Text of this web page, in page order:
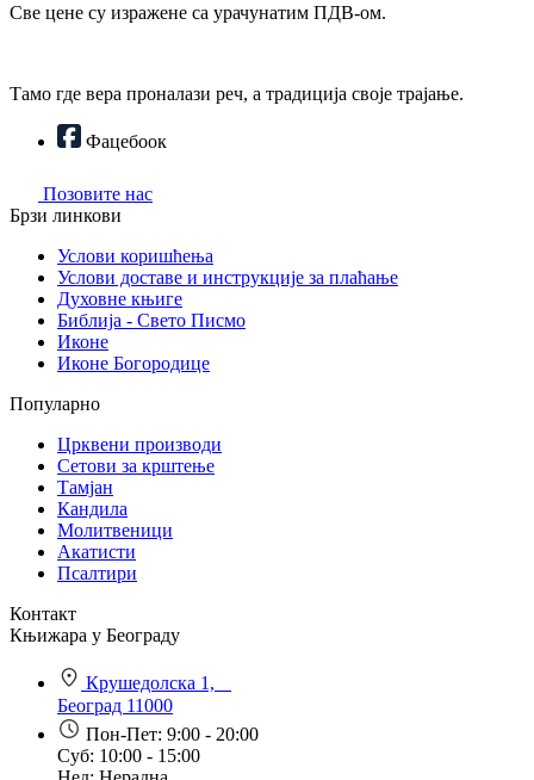
Све цене су изражене са урачунатим ПДВ-ом.
Тамо где вера проналази реч, а традиција своје трајање.
Фацебоок
Позовите нас
Брзи линкови
Услови коришћења
Услови доставе и инструкције за плаћање
Духовне књиге
Библија - Свето Писмо
Иконе
Иконе Богородице
Популарно
Црквени производи
Сетови за крштење
Тамјан
Кандила
Молитвеници
Акатисти
Псалтири
Контакт
Књижара у Београду
Крушедолска 1,
Београд 11000
Пон-Пет: 9:00 - 20:00
Суб: 10:00 - 15:00